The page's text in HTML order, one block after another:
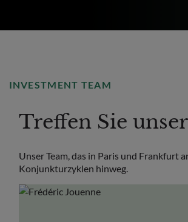
INVESTMENT TEAM
Treffen Sie
Unser Team, das in Paris und Frankfurt
Konjunkturzyklen hinweg.